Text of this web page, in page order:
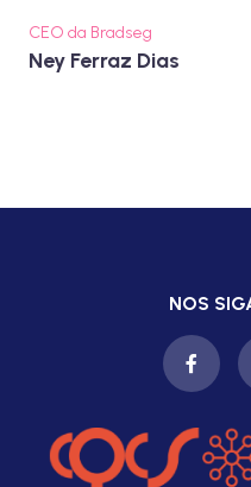
CEO da Bradseg
Ney Ferraz Dias
NOS